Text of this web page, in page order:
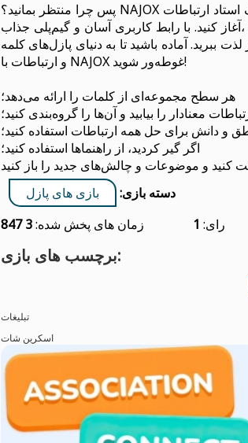
پس چرا منتظر بمانید؟ NAJOX را همین حالا دانلود کنید و سفر خود را به سمت تبدیل شدن به یک استاد ارتباطات
آغاز کنید. با رابط کاربری آسان و گیم‌پلی جذاب، NAJOX بازی مناسبی برای بازیکنان در هر سنی است. خود را به
ببرید. آماده باشید تا به دنیای پازل‌های کلمه
و ارتباطات با NAJOX غوطه‌ور شوید!
هر سطح مجموعه‌ای از کلمات را ارائه می‌دهد؛
معنادار را بیابید و آن‌ها را گروه‌بندی کنید؛
و دانش برای حل همه ارتباطات استفاده کنید؛
اگر گیر کردید، از راهنماها استفاده کنید؛
دسته بازی:
بازی های پازل
زمان های پخش شده:3 847 رای: 1
برچسب های بازی:
تبلیغات
اسکرین شات